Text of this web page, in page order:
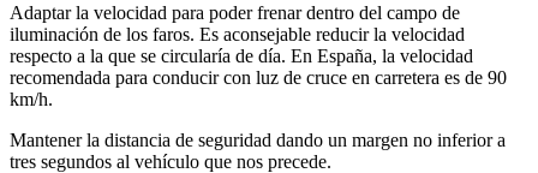
Adaptar la velocidad para poder frenar dentro del campo de
iluminación de los faros. Es aconsejable reducir la velocidad
respecto a la que se circularía de día. En España, la velocidad
recomendada para conducir con luz de cruce en carretera es de 90
km/h.
Mantener la distancia de seguridad dando un margen no inferior a
tres segundos al vehículo que nos precede.